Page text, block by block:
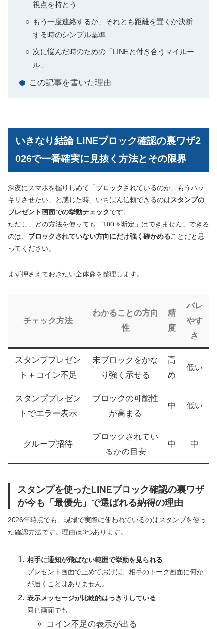
視点を持とう
もう一度連絡するか、それとも距離を置くか決断
する時のシンプル基準
次に悩んだ時のための「LINEと付き合うマイルー
ル」
この記事を書いた理由
いきなり結論 LINEブロック確認の裏ワザ2
026で一番確実に見抜く方法とその限界
深夜にスマホを握りしめて「ブロックされているのか、もうハッ
キリさせたい」と感じた時、いちばん信頼できるのはスタンプの
プレゼント画面での挙動チェックです。
ただし、どの方法を使っても「100％断定」はできません。できる
のは、 ブロックされていない方向にだけ強く確かめることだと思
ってください。
まず押さえておきたい全体像を整理します。
チェック方法
わかることの方向
性
精
度
バレ
やす
さ
スタンププレゼン
ト＋コイン不足
未ブロックをかな
り強く示せる
高
め
低い
スタンププレゼン
トでエラー表示
ブロックの可能性
が高まる
中 低い
グループ招待
ブロックされてい
るかの目安
中 中
スタンプを使ったLINEブロック確認の裏ワザ
が今も「最優先」で選ばれる納得の理由
2026年時点でも、現場で実際に使われているのはスタンプを使っ
た確認方法です。理由は3つあります。
相手に通知が飛ばない範囲で挙動を見られる
プレゼント画面で止めておけば、相手のトーク画面に何か
が届くことはありません。
表示メッセージが比較的はっきりしている
同じ画面でも、
コイン不足の表示が出る